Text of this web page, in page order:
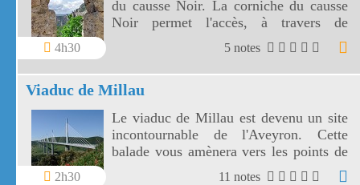
4h30
du causse Noir. La corniche du causse
Noir permet l'accès, à travers de
somptueux paysages, à l'ermitage Saint
5 notes
Viaduc de Millau
2h30
Le viaduc de Millau est devenu un site
incontournable de l'Aveyron. Cette
balade vous amènera vers les points de
vue les plus proches du viaduc de
11 notes